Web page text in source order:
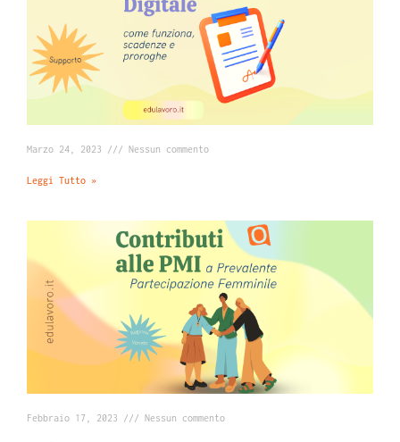
Marzo 24, 2023 Nessun commento
Leggi Tutto »
Febbraio 17, 2023 Nessun commento